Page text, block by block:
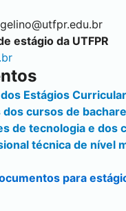
estágio da UTFPR
Estágios
cursos de
de tecnologia e dos
técnica de nível
para